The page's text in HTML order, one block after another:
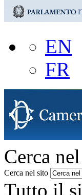
EN
FR
Cerca
Cerca nel sito
Tutto il